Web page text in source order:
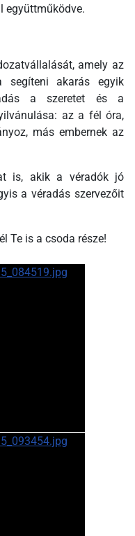
együttműködve.
amely az
segíteni akarás egyik
a szeretet és a
az a fél óra,
más embernek az
is, akik a véradók jó
a véradás szervezőit
Te is a csoda része!